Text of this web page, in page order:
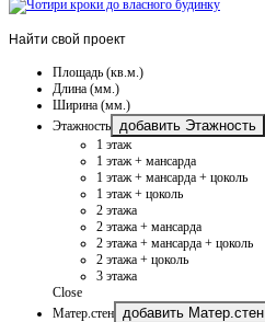
Найти свой проект
Площадь (кв.м.)
Длина (мм.)
Ширина (мм.)
Этажность
добавить Этажность
1 этаж
1 этаж + мансарда
1 этаж + мансарда + цоколь
1 этаж + цоколь
2 этажа
2 этажа + мансарда
2 этажа + мансарда + цоколь
2 этажа + цоколь
3 этажа
Close
Матер.стен
добавить Матер.стен